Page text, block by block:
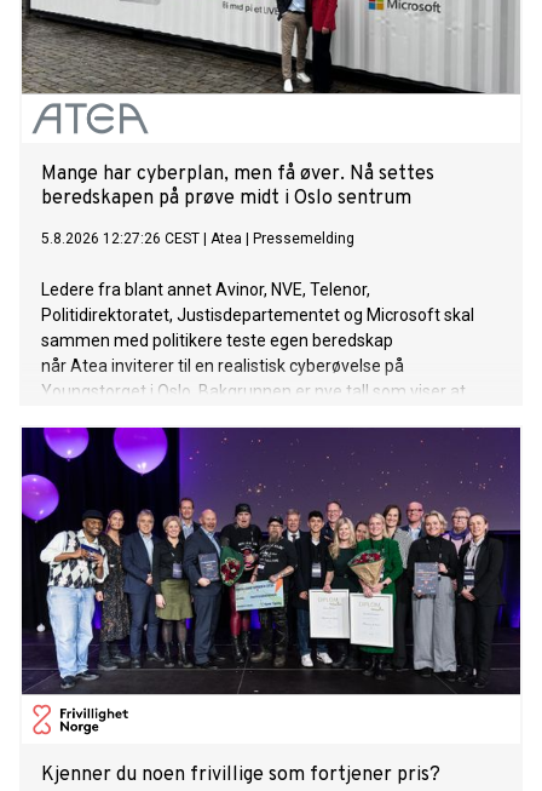
Mange har cyberplan, men få øver. Nå settes
beredskapen på prøve midt i Oslo sentrum
5.8.2026 12:27:26 CEST Atea Pressemelding
Ledere fra blant annet Avinor, NVE, Telenor,
Politidirektoratet, Justisdepartementet og Microsoft skal
sammen med politikere teste egen beredskap
når Atea inviterer til en realistisk cyberøvelse på
Youngstorget i Oslo. Bakgrunnen er nye tall som viser at
cyberangrep, men få trener på dem.
Kjenner du noen frivillige som fortjener pris?